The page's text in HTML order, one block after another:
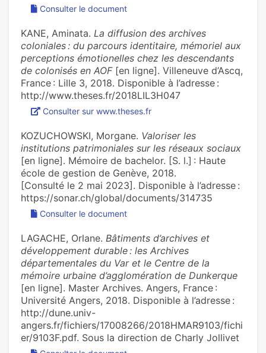
Consulter le document
KANE, Aminata. La diffusion des archives
coloniales : du parcours identitaire, mémoriel aux
perceptions émotionelles chez les descendants
de colonisés en AOF[en ligne]. Villeneuve d’Ascq,
France : Lille 3, 2018. Disponible à l’adresse :
http://www.theses.fr/2018LIL3H047
Consulter sur www.theses.fr
KOZUCHOWSKI, Morgane. Valoriser les
institutions patrimoniales sur les réseaux sociaux
[en ligne]. Mémoire de bachelor. [S. l.] : Haute
école de gestion de Genève, 2018.
[Consulté le 2 mai 2023]. Disponible à l’adresse :
https://sonar.ch/global/documents/314735
Consulter le document
LAGACHE, Orlane. Bâtiments d’archives et
développement durable : les Archives
départementales du Var et le Centre de la
mémoire urbaine d’agglomération de Dunkerque
[en ligne]. Master Archives. Angers, France :
Université Angers, 2018. Disponible à l’adresse :
http://dune.univ-
angers.fr/fichiers/17008266/2018HMAR9103/fichi
er/9103F.pdf. Sous la direction de Charly Jollivet